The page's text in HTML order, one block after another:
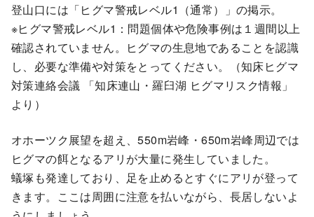
登山口には「ヒグマ警戒レベル1（通常）」の掲示。
※ヒグマ警戒レベル1：問題個体や危険事例は１週間以上
確認されていません。ヒグマの生息地であることを認識
し、必要な準備や対策をとってください。（知床ヒグマ
対策連絡会議 「知床連山・羅臼湖 ヒグマリスク情報」
より）
オホーツク展望を超え、550m岩峰・650m岩峰周辺では
ヒグマの餌となるアリが大量に発生していました。
蟻塚も発達しており、足を止めるとすぐにアリが登って
きます。ここは周囲に注意を払いながら、長居しないよ